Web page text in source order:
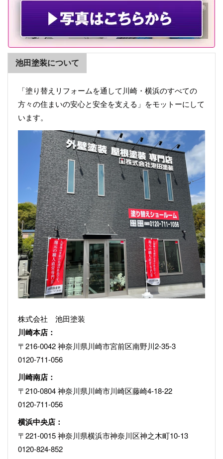
池田塗装について
「塗り替えリフォームを通して川崎・横浜のすべての
方々の住まいの安心と安全を支える」をモットーにして
います。
株式会社 池田塗装
川崎本店：
〒216-0042 神奈川県川崎市宮前区南野川2-35-3
0120-711-056
川崎南店：
〒210-0804 神奈川県川崎市川崎区藤崎4-18-22
0120-711-056
横浜中央店：
〒221-0015 神奈川県横浜市神奈川区神之木町10-13
0120-824-852